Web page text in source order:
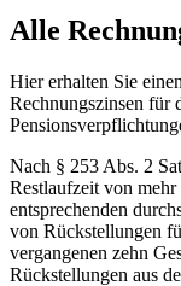
Alle
Hier erhalten Sie
Rechnungszinsen
Nach § 253 Abs. 2
Restlaufzeit von
entsprechenden
von Rückstellungen
vergangenen zehn
Rückstellungen aus